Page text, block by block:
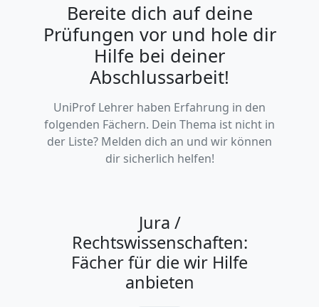
Bereite dich auf deine
Prüfungen vor und hole dir
Hilfe bei deiner
Abschlussarbeit!
UniProf Lehrer haben Erfahrung in den
folgenden Fächern. Dein Thema ist nicht in
der Liste? Melden dich an und wir können
dir sicherlich helfen!
Jura /
Rechtswissenschaften:
Fächer für die wir Hilfe
anbieten